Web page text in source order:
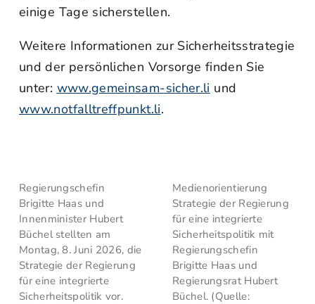
einige Tage sicherstellen.
Weitere Informationen zur Sicherheitsstrategie
und der persönlichen Vorsorge finden Sie
unter: www.gemeinsam-sicher.li und
www.notfalltreffpunkt.li.
Regierungschefin
Brigitte Haas und
Innenminister Hubert
Büchel stellten am
Montag, 8. Juni 2026, die
Strategie der Regierung
für eine integrierte
Sicherheitspolitik vor.
Medienorientierung
Strategie der Regierung
für eine integrierte
Sicherheitspolitik mit
Regierungschefin
Brigitte Haas und
Regierungsrat Hubert
Büchel. (Quelle: